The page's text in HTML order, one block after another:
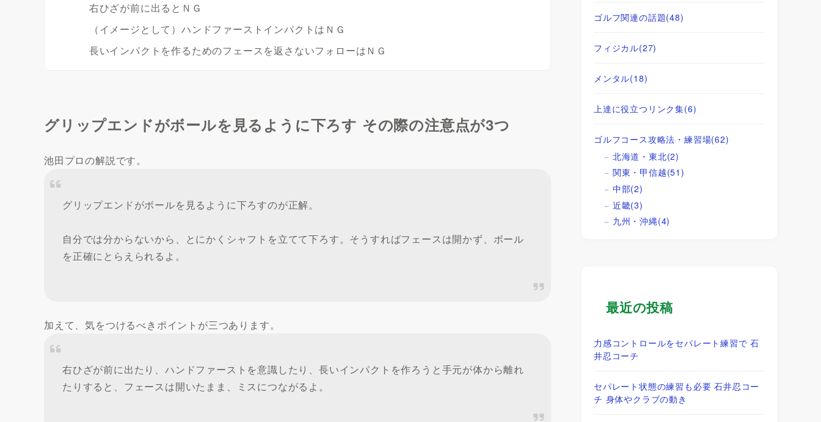
右ひざが前に出るとＮＧ
（イメージとして）ハンドファーストインパクトはＮＧ
長いインパクトを作るためのフェースを返さないフォローはＮＧ
グリップエンドがボールを見るように下ろす その際の注意点が3つ
池田プロの解説です。
グリップエンドがボールを見るように下ろすのが正解。
自分では分からないから、とにかくシャフトを立てて下ろす。そうすればフェースは開かず、ボール
を正確にとらえられるよ。
加えて、気をつけるべきポイントが三つあります。
右ひざが前に出たり、ハンドファーストを意識したり、長いインパクトを作ろうと手元が体から離れ
たりすると、フェースは開いたまま、ミスにつながるよ。
ゴルフ関連の話題(48)
フィジカル(27)
メンタル(18)
上達に役立つリンク集(6)
ゴルフコース攻略法・練習場(62)
北海道・東北(2)
関東・甲信越(51)
中部(2)
近畿(3)
九州・沖縄(4)
最近の投稿
力感コントロールをセパレート練習で 石
井忍コーチ
セパレート状態の練習も必要 石井忍コー
チ 身体やクラブの動き